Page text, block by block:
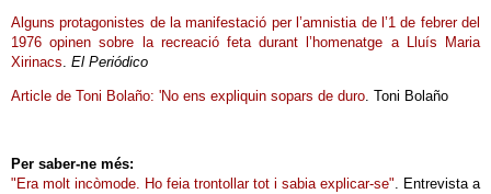
Alguns protagonistes de la manifestació per l’amnistia de l’1 de febrer del
1976 opinen sobre la recreació feta durant l’homenatge a Lluís Maria
Xirinacs. El Periódico
Article de Toni Bolaño: 'No ens expliquin sopars de duro. Toni Bolaño
Per saber-ne més:
"Era molt incòmode. Ho feia trontollar tot i sabia explicar-se". Entrevista a